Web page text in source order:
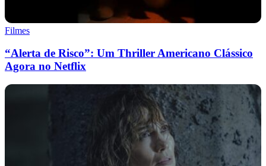
Filmes
“Alerta de Risco”: Um Thriller Americano Clássico
Agora no Netflix